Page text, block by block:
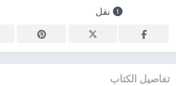
نقل
تفاصيل الكتاب